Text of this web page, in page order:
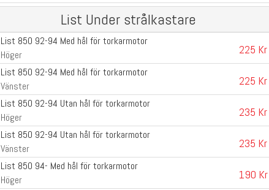
List Under strålkastare
List 850 92-94 Med hål för torkarmotor
Höger
225 Kr
List 850 92-94 Med hål för torkarmotor
Vänster
225 Kr
List 850 92-94 Utan hål för torkarmotor
Höger
235 Kr
List 850 92-94 Utan hål för torkarmotor
Vänster
235 Kr
List 850 94- Med hål för torkarmotor
Höger
190 Kr